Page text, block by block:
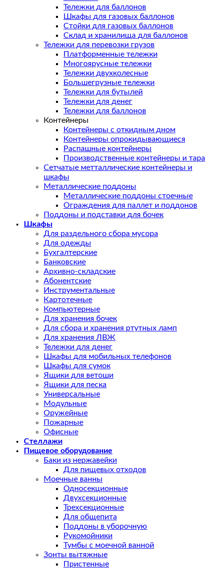
Тележки для баллонов
Шкафы для газовых баллонов
Стойки для газовых баллонов
Склад и хранилища для баллонов
Тележки для перевозки грузов
Платформенные тележки
Многоярусные тележки
Тележки двухколесные
Большегрузные тележки
Тележки для бутылей
Тележки для денег
Тележки для баллонов
Контейнеры
Контейнеры с откидным дном
Контейнеры опрокидывающиеся
Распашные контейнеры
Производственные контейнеры и тара
Сетчатые метталлические контейнеры и
шкафы
Металлические поддоны
Металлические поддоны стоечные
Ограждения для паллет и поддонов
Поддоны и подставки для бочек
Шкафы
Для раздельного сбора мусора
Для одежды
Бухгалтерские
Банковские
Архивно-складские
Абонентские
Инструментальные
Картотечные
Компьютерные
Для хранения бочек
Для сбора и хранения ртутных ламп
Для хранения ЛВЖ
Тележки для денег
Шкафы для мобильных телефонов
Шкафы для сумок
Ящики для ветоши
Ящики для песка
Универсальные
Модульные
Оружейные
Пожарные
Офисные
Стеллажи
Пищевое оборудование
Баки из нержавейки
Для пищевых отходов
Моечные ванны
Односекционные
Двухсекционные
Трехсекционные
Для общепита
Поддоны в уборочную
Рукомойники
Тумбы с моечной ванной
Зонты вытяжные
Пристенные